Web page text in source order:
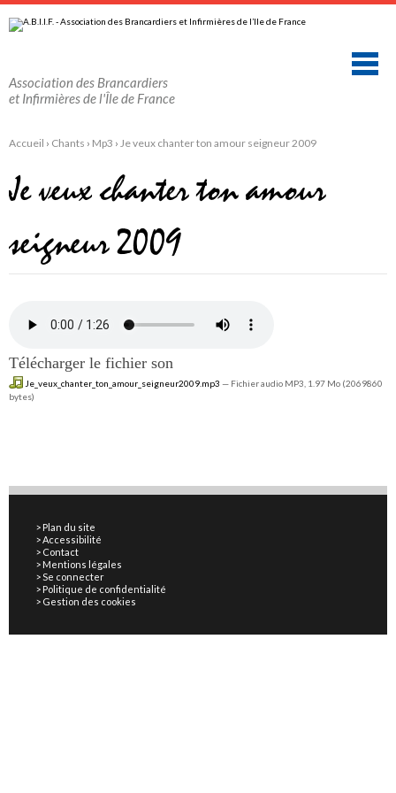
au
contenu.
navigation
personnels
Association des Brancardiers
et Infirmières de l'Île de France
Accueil › Chants › Mp3 › Je veux chanter ton amour seigneur 2009
Je veux chanter ton amour
seigneur 2009
Télécharger le fichier son
Je_veux_chanter_ton_amour_seigneur2009.mp3 — Fichier audio MP3, 1.97 Mo (2069860
bytes)
Plan du site
Accessibilité
Contact
Mentions légales
Se connecter
Politique de confidentialité
Gestion des cookies